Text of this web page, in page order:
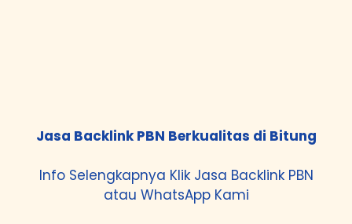
Jasa Backlink PBN Berkualitas di Bitung
Info Selengkapnya Klik Jasa Backlink PBN
atau WhatsApp Kami